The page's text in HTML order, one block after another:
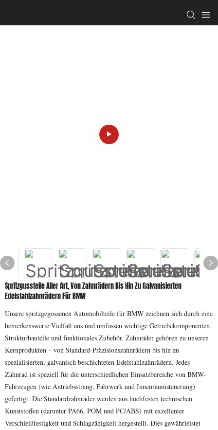
Spritzgussteile Aller Art, Von Zahnrädern Bis Hin Zu Galvanisierten
Edelstahlzahnrädern Für BMW
Unsere spritzgegossenen Automobilteile für BMW zeichnen sich durch eine
bemerkenswerte Vielfalt aus und umfassen wichtige Getriebekomponenten,
Strukturbauteile und funktionales Zubehör. Zahnräder gehören zu unseren
Kernprodukten – von Standard-Präzisionszahnrädern bis hin zu
spezialisierten, galvanisch beschichteten Edelstahlzahnrädern. Jedes
Zahnrad ist speziell für die unterschiedlichen Einsatzbereiche von BMW-
Fahrzeugen (wie Antriebsstrang, Fahrwerk und Innenraumsteuerung)
gefertigt. Die Standardzahnräder werden aus hochfesten technischen
Kunststoffen (darunter PA66, POM und PC/ABS) mit exzellenter
Verschleißfestigkeit und Schlagzähigkeit hergestellt. Dies gewährleistet